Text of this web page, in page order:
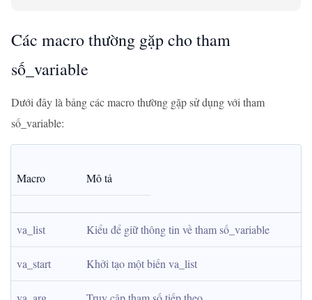
Các macro thường gặp cho tham
số_variable
Dưới đây là bảng các macro thường gặp sử dụng với tham
số_variable:
Macro Mô tả
va_list Kiểu để giữ thông tin về tham số_variable
va_start Khởi tạo một biến va_list